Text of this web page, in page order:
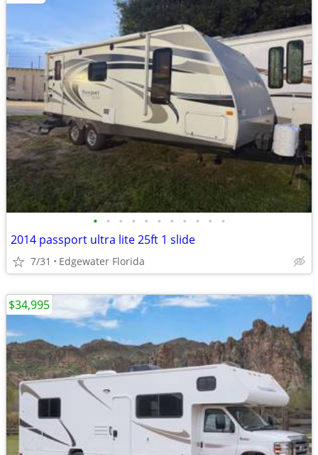
• • • • • • • • • • •
2014 passport ultra lite 25ft 1 slide
7/31 Edgewater Florida
$34,995